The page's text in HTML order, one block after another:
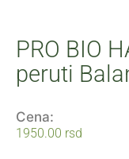
PRO BIO
peruti
Cena:
1950.00 rsd